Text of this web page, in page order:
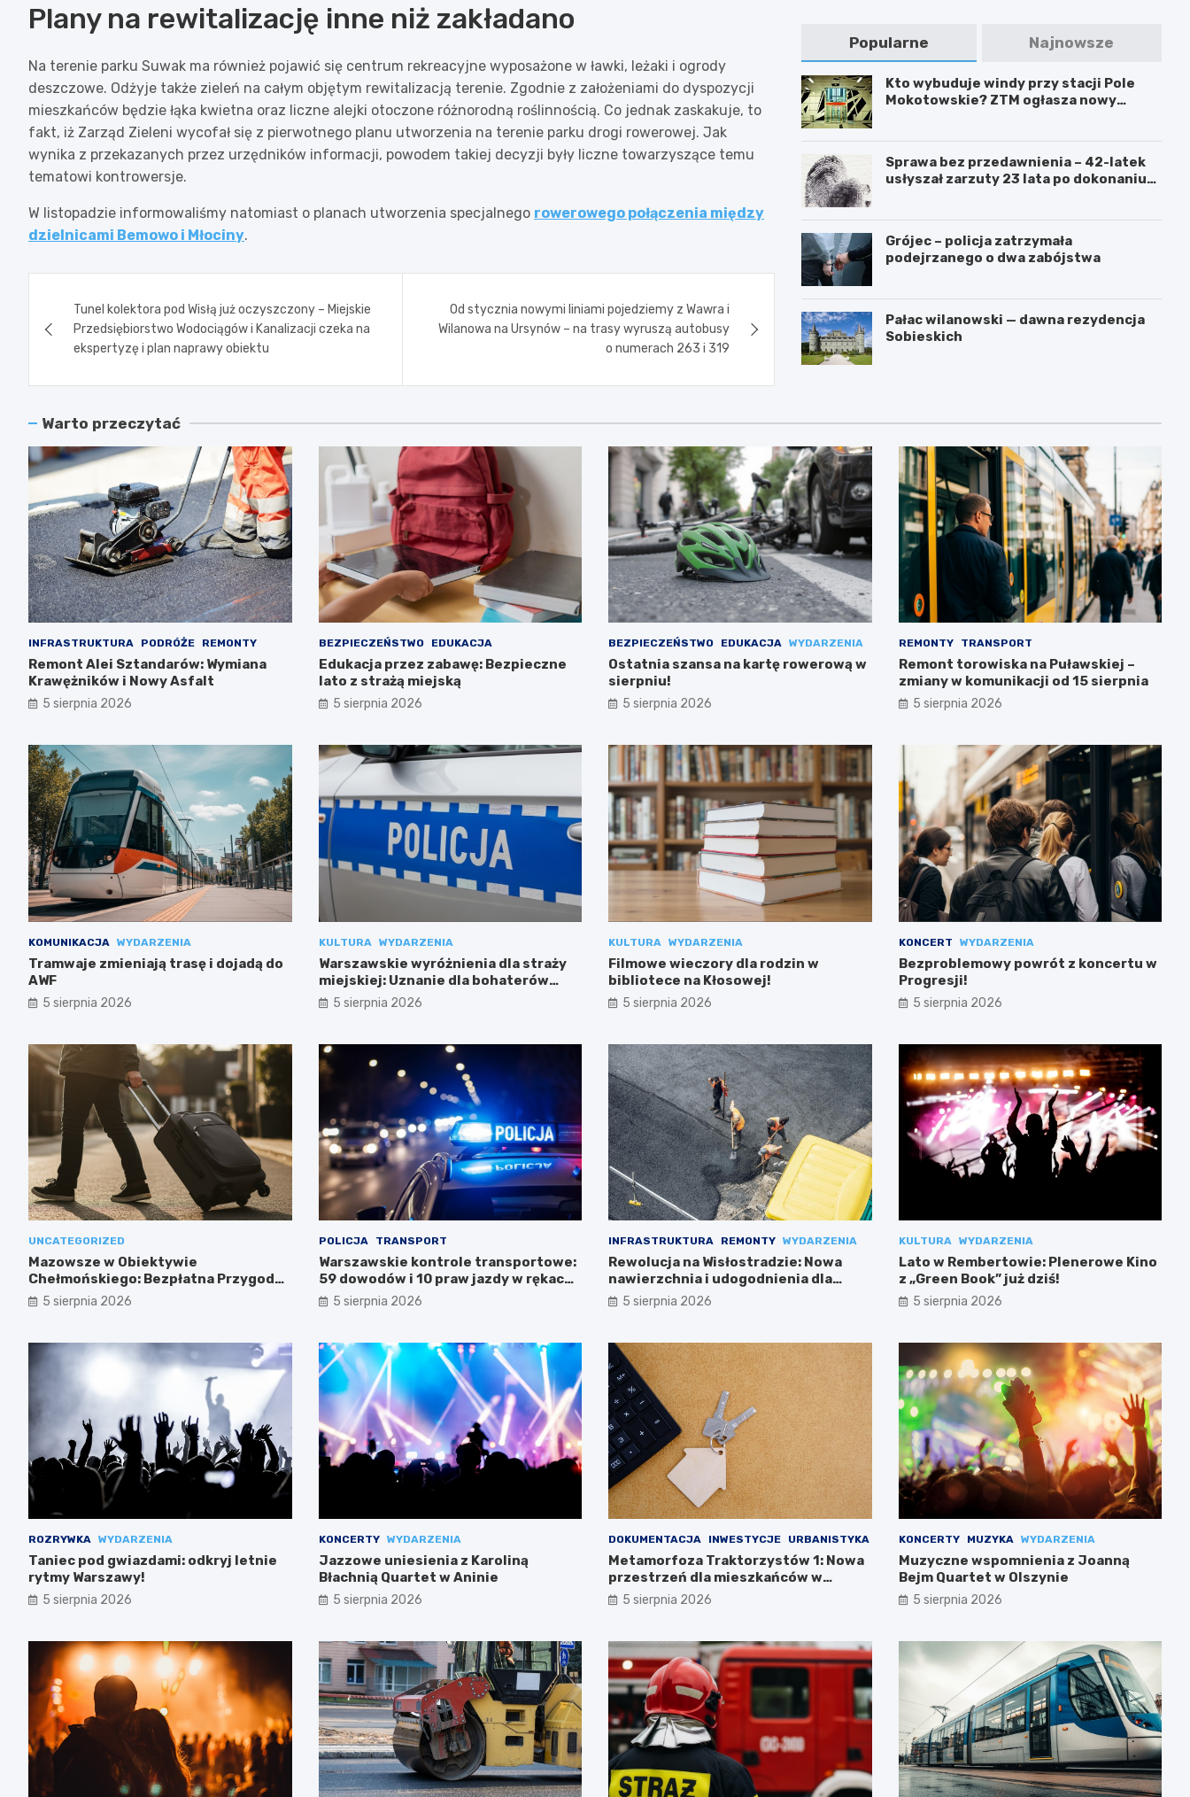
Plany na rewitalizację inne niż zakładano
Na terenie parku Suwak ma również pojawić się centrum rekreacyjne wyposażone w ławki, leżaki i ogrody
deszczowe. Odżyje także zieleń na całym objętym rewitalizacją terenie. Zgodnie z założeniami do dyspozycji
mieszkańców będzie łąka kwietna oraz liczne alejki otoczone różnorodną roślinnością. Co jednak zaskakuje, to
fakt, iż Zarząd Zieleni wycofał się z pierwotnego planu utworzenia na terenie parku drogi rowerowej. Jak
wynika z przekazanych przez urzędników informacji, powodem takiej decyzji były liczne towarzyszące temu
tematowi kontrowersje.
W listopadzie informowaliśmy natomiast o planach utworzenia specjalnego rowerowego połączenia między
dzielnicami Bemowo i Młociny.
wpisu
Tunel kolektora pod Wisłą już oczyszczony – Miejskie
Przedsiębiorstwo Wodociągów i Kanalizacji czeka na
ekspertyzę i plan naprawy obiektu
Od stycznia nowymi liniami pojedziemy z Wawra i
Wilanowa na Ursynów – na trasy wyruszą autobusy
o numerach 263 i 319
Popularne Najnowsze
Kto wybuduje windy przy stacji Pole
Mokotowskie? ZTM ogłasza nowy
Sprawa bez przedawnienia – 42-latek
usłyszał zarzuty 23 lata po dokonaniu
Grójec – policja zatrzymała
podejrzanego o dwa zabójstwa
Pałac wilanowski — dawna rezydencja
Sobieskich
Warto przeczytać
INFRASTRUKTURA PODRÓŻE REMONTY
Remont Alei Sztandarów: Wymiana
Krawężników i Nowy Asfalt
5 sierpnia 2026
BEZPIECZEŃSTWO EDUKACJA
Edukacja przez zabawę: Bezpieczne
lato z strażą miejską
5 sierpnia 2026
BEZPIECZEŃSTWO EDUKACJA WYDARZENIA
Ostatnia szansa na kartę rowerową w
sierpniu!
5 sierpnia 2026
REMONTY TRANSPORT
Remont torowiska na Puławskiej –
zmiany w komunikacji od 15 sierpnia
5 sierpnia 2026
KOMUNIKACJA WYDARZENIA
Tramwaje zmieniają trasę i dojadą do
AWF
5 sierpnia 2026
KULTURA WYDARZENIA
Warszawskie wyróżnienia dla straży
miejskiej: Uznanie dla bohaterów
codzienności
5 sierpnia 2026
KULTURA WYDARZENIA
Filmowe wieczory dla rodzin w
bibliotece na Kłosowej!
5 sierpnia 2026
KONCERT WYDARZENIA
Bezproblemowy powrót z koncertu w
Progresji!
5 sierpnia 2026
UNCATEGORIZED
Mazowsze w Obiektywie
Chełmońskiego: Bezpłatna Przygoda
dla Seniorów
5 sierpnia 2026
POLICJA TRANSPORT
Warszawskie kontrole transportowe:
59 dowodów i 10 praw jazdy w rękach
służb
5 sierpnia 2026
INFRASTRUKTURA REMONTY WYDARZENIA
Rewolucja na Wisłostradzie: Nowa
nawierzchnia i udogodnienia dla
kierowców
5 sierpnia 2026
KULTURA WYDARZENIA
Lato w Rembertowie: Plenerowe Kino
z „Green Book” już dziś!
5 sierpnia 2026
ROZRYWKA WYDARZENIA
Taniec pod gwiazdami: odkryj letnie
rytmy Warszawy!
5 sierpnia 2026
KONCERTY WYDARZENIA
Jazzowe uniesienia z Karoliną
Błachnią Quartet w Aninie
5 sierpnia 2026
DOKUMENTACJA INWESTYCJE URBANISTYKA
Metamorfoza Traktorzystów 1: Nowa
przestrzeń dla mieszkańców w
drodze!
5 sierpnia 2026
KONCERTY MUZYKA WYDARZENIA
Muzyczne wspomnienia z Joanną
Bejm Quartet w Olszynie
5 sierpnia 2026